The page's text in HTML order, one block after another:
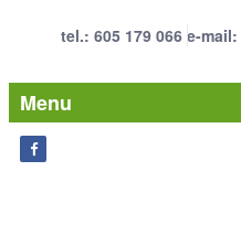
tel.: 605 179 066 e-
Menu